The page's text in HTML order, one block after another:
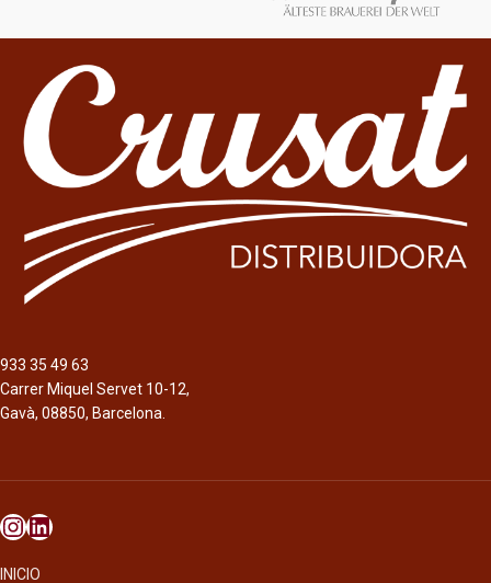
933 35 49 63
Carrer Miquel Servet 10-12,
Gavà, 08850, Barcelona.
INICIO